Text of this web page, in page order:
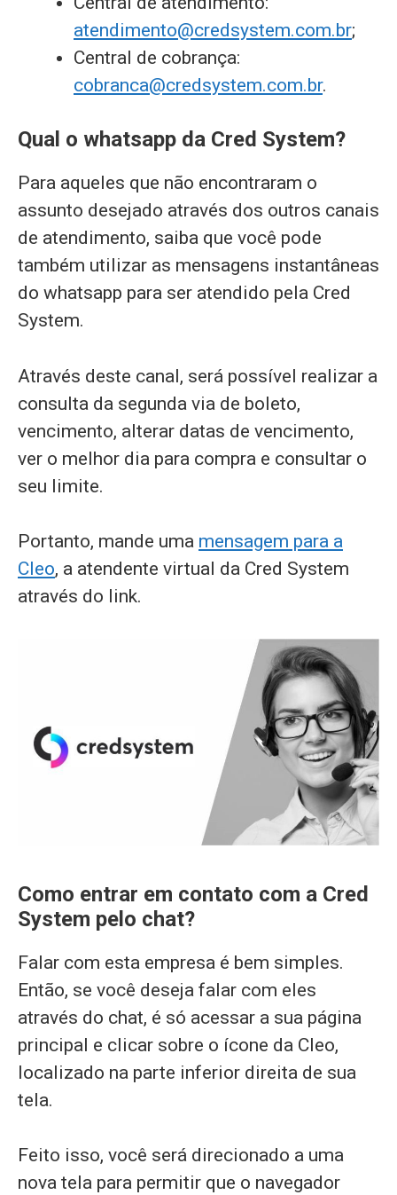
atendimento@credsystem.com.br;
Central de cobrança:
cobranca@credsystem.com.br.
Qual o whatsapp da Cred System?
Para aqueles que não encontraram o
assunto desejado através dos outros canais
de atendimento, saiba que você pode
também utilizar as mensagens instantâneas
do whatsapp para ser atendido pela Cred
System.
Através deste canal, será possível realizar a
consulta da segunda via de boleto,
vencimento, alterar datas de vencimento,
ver o melhor dia para compra e consultar o
seu limite.
Portanto, mande uma mensagem para a
Cleo, a atendente virtual da Cred System
através do link.
Como entrar em contato com a Cred
System pelo chat?
Falar com esta empresa é bem simples.
Então, se você deseja falar com eles
através do chat, é só acessar a sua página
principal e clicar sobre o ícone da Cleo,
localizado na parte inferior direita de sua
tela.
Feito isso, você será direcionado a uma
nova tela para permitir que o navegador